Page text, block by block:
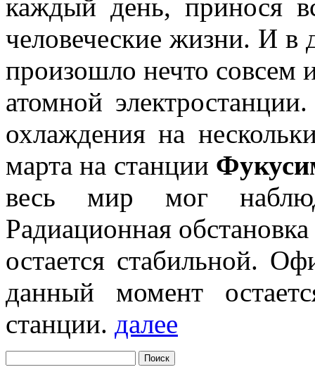
каждый день, принося
человеческие жизни. И в
произошло нечто совсем
атомной
охлаждения на
марта на станции
весь мир мог
Радиационная
остается стабильной.
данный момент
станции. далее